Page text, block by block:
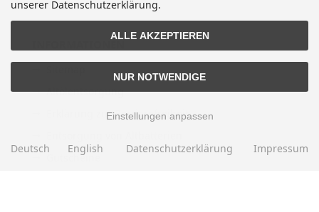
INFORMATIONEN
Altölentsorgung
Erklärung zur Barrierefreiheit
Gutscheine
unserer Datenschutzerklärung.
ALLE AKZEPTIEREN
NUR NOTWENDIGE
Einstellungen anpassen
Deutsch English Datenschutzerklärung Impressum